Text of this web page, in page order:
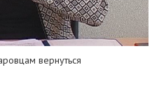
вернуться